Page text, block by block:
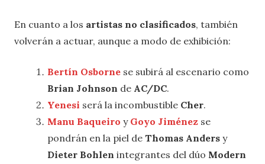
En cuanto a los artistas no clasificados, también
volverán a actuar, aunque a modo de exhibición:
Bertín Osborne se subirá al escenario como
Brian Johnson de AC/DC.
Yenesi será la incombustible Cher.
Manu Baqueiro y Goyo Jiménez se
pondrán en la piel de Thomas Anders y
Dieter Bohlen integrantes del dúo Modern